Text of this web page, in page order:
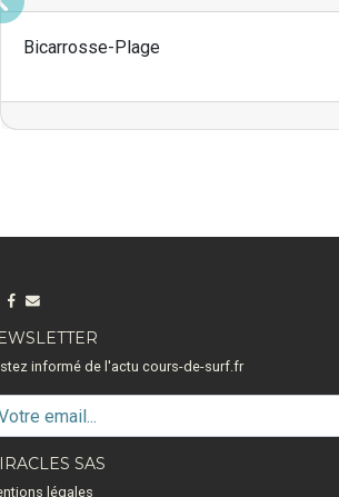
Bicarrosse-Plage
Précédent
informé de l'actu cours-de-surf.fr
SAS
légales